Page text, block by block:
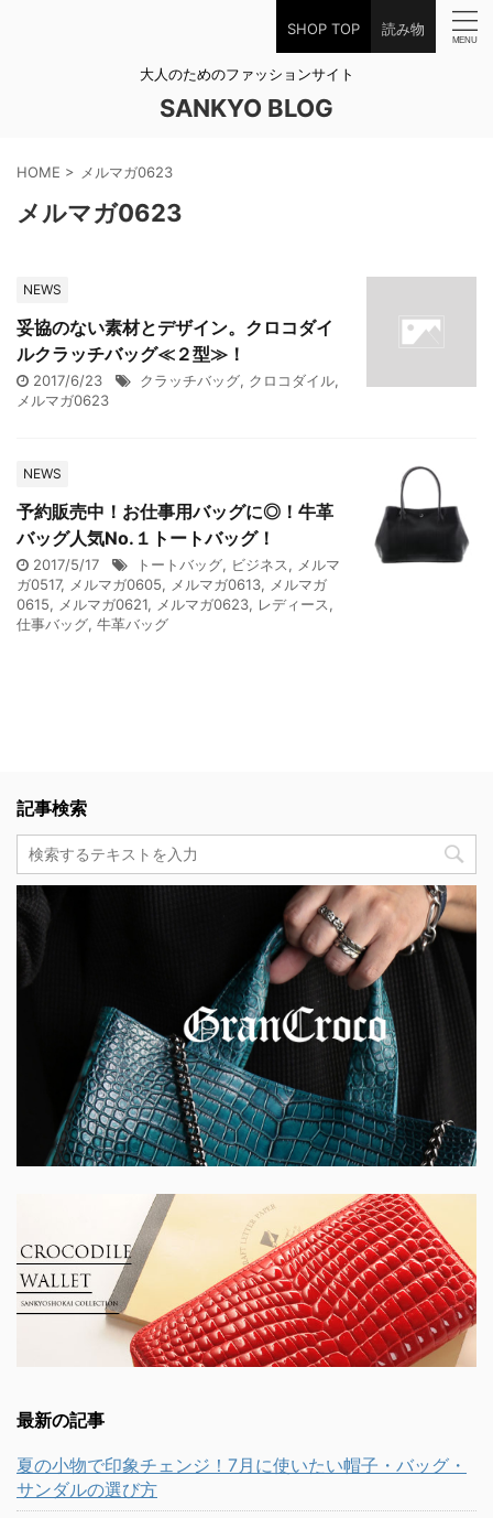
SHOP TOP 読み物
大人のためのファッションサイト
SANKYO BLOG
HOME > メルマガ0623
メルマガ0623
NEWS
妥協のない素材とデザイン。クロコダイ
ルクラッチバッグ≪２型≫！
2017/6/23 クラッチバッグ, クロコダイル,
メルマガ0623
NEWS
予約販売中！お仕事用バッグに◎！牛革
バッグ人気No.１トートバッグ！
2017/5/17 トートバッグ, ビジネス, メルマ
ガ0517, メルマガ0605, メルマガ0613, メルマガ
0615, メルマガ0621, メルマガ0623, レディース,
仕事バッグ, 牛革バッグ
記事検索
最新の記事
夏の小物で印象チェンジ！7月に使いたい帽子・バッグ・
サンダルの選び方